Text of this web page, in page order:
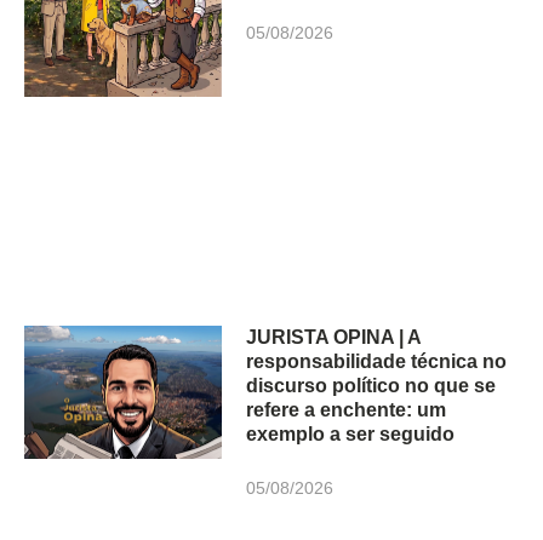
05/08/2026
JURISTA OPINA | A
responsabilidade técnica no
discurso político no que se
refere a enchente: um
exemplo a ser seguido
05/08/2026